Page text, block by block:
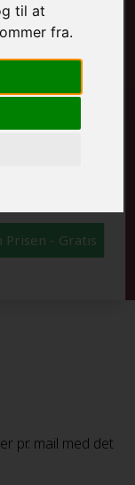
til at
fra.
pr. mail med det
Prisen - Gratis